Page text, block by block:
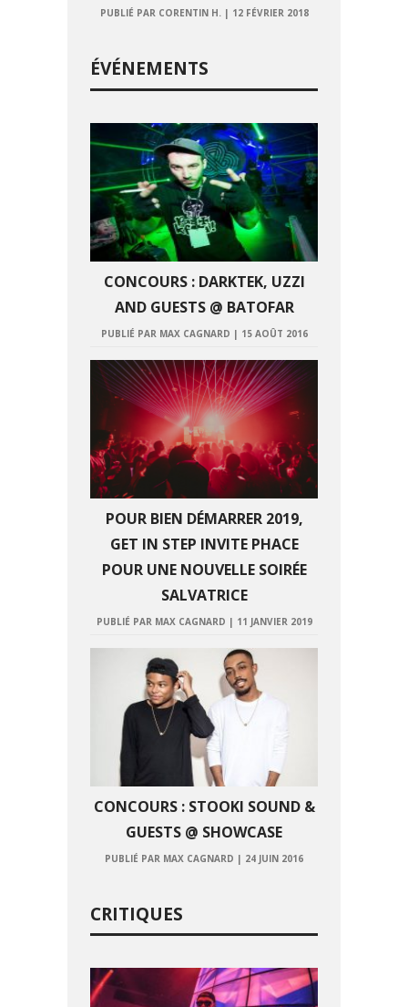
PUBLIÉ PAR CORENTIN H.| 12 FÉVRIER 2018
ÉVÉNEMENTS
CONCOURS : DARKTEK, UZZI
AND GUESTS @ BATOFAR
PUBLIÉ PAR MAX CAGNARD | 15 AOÛT 2016
POUR BIEN DÉMARRER 2019,
GET IN STEP INVITE PHACE
POUR UNE NOUVELLE SOIRÉE
SALVATRICE
PUBLIÉ PAR MAX CAGNARD | 11 JANVIER 2019
CONCOURS : STOOKI SOUND &
GUESTS @ SHOWCASE
PUBLIÉ PAR MAX CAGNARD | 24 JUIN 2016
CRITIQUES